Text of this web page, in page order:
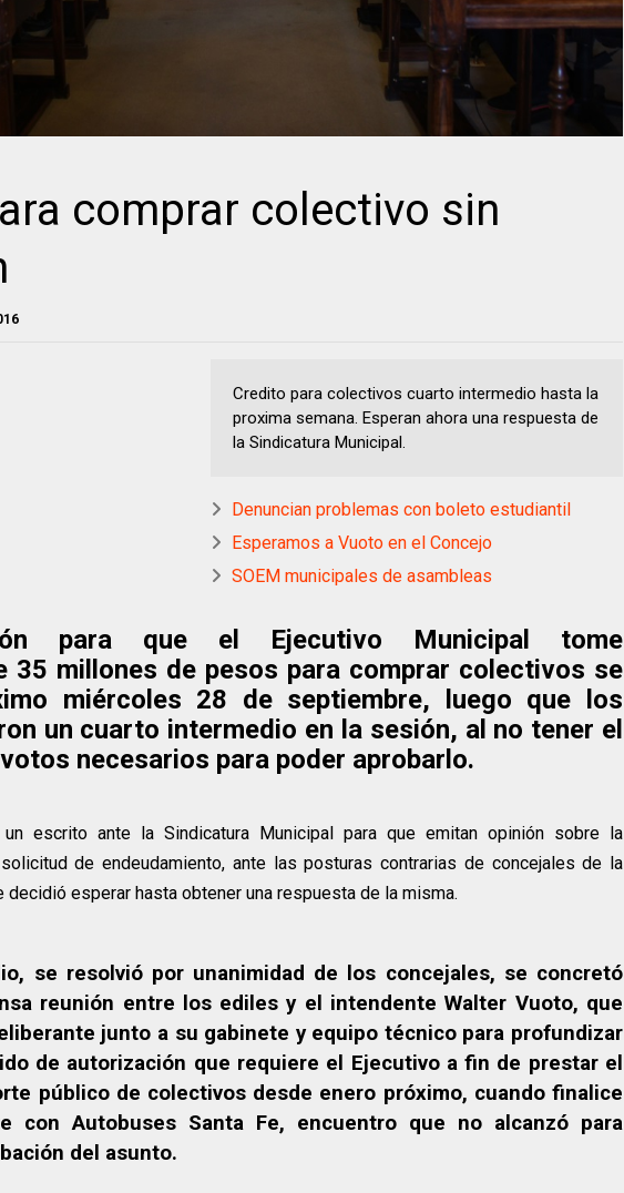
comprar colectivo sin
Credito para colectivos cuarto intermedio hasta la
proxima semana. Esperan ahora una respuesta de
la Sindicatura Municipal.
Denuncian problemas con boleto estudiantil
Esperamos a Vuoto en el Concejo
SOEM municipales de asambleas
para que el Ejecutivo Municipal tome
35 millones de pesos para comprar colectivos se
miércoles 28 de septiembre, luego que los
un cuarto intermedio en la sesión, al no tener el
necesarios para poder aprobarlo.
escrito ante la Sindicatura Municipal para que emitan opinión sobre la
de endeudamiento, ante las posturas contrarias de concejales de la
esperar hasta obtener una respuesta de la misma.
se resolvió por unanimidad de los concejales, se concretó
reunión entre los ediles y el intendente Walter Vuoto, que
junto a su gabinete y equipo técnico para profundizar
de autorización que requiere el Ejecutivo a fin de prestar el
público de colectivos desde enero próximo, cuando finalice
con Autobuses Santa Fe, encuentro que no alcanzó para
del asunto.